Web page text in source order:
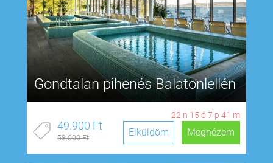
Gondtalan pihenés Balatonlellén
22 n 15 ó7 p 40 m
49.900 Ft
58.000 Ft Megnézem
Elküldöm